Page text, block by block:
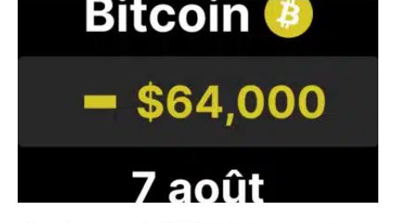
Bitcoin stagne à 64 000 dollars pendant que les